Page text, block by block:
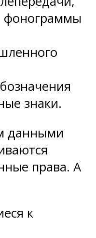
фонограммы
знаки.
данными
права. А
к